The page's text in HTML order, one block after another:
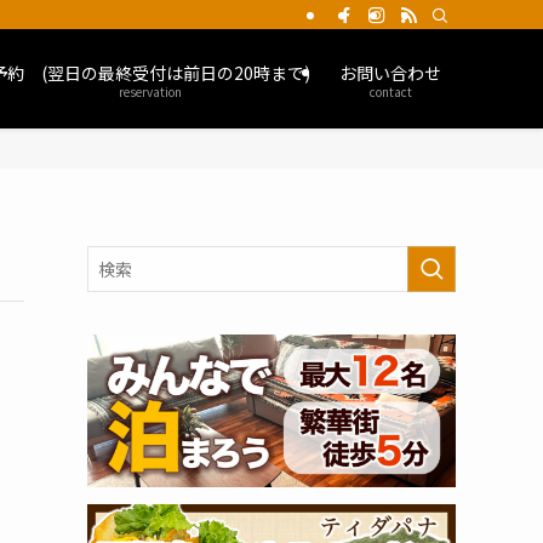
約 (翌日の最終受付は前日の20時まで)
reservation
お問い合わせ
contact